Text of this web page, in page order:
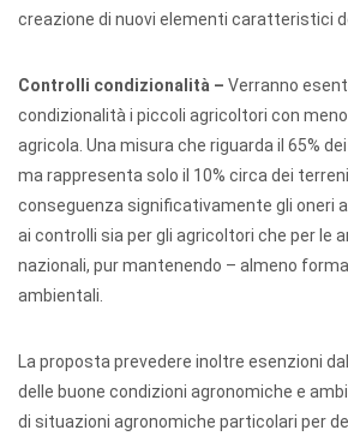
creazione di nuovi elementi caratteristici
Controlli condizionalità – Verranno
condizionalità i piccoli agricoltori con
agricola. Una misura che riguarda il 65%
ma rappresenta solo il 10% circa dei
conseguenza significativamente gli oneri
ai controlli sia per gli agricoltori che per le
nazionali, pur mantenendo – almeno
ambientali.
La proposta prevedere inoltre esenzioni
delle buone condizioni agronomiche e
di situazioni agronomiche particolari per